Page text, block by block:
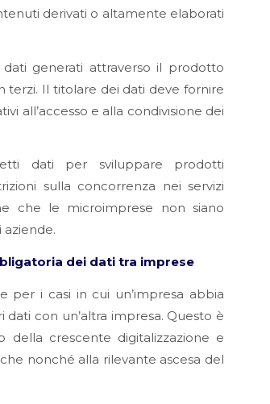
derivati o altamente elaborati
generati attraverso il prodotto
terzi. Il titolare dei dati deve fornire
all’accesso e alla condivisione dei
dati per sviluppare prodotti
sulla concorrenza nei servizi
che le microimprese non siano
dei dati tra imprese
per i casi in cui un’impresa abbia
con un’altra impresa. Questo è
della crescente digitalizzazione e
nonché alla rilevante ascesa del